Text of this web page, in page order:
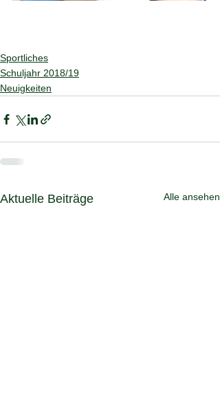
Sportliches
Schuljahr 2018/19
Neuigkeiten
Aktuelle Beiträge Alle ansehen